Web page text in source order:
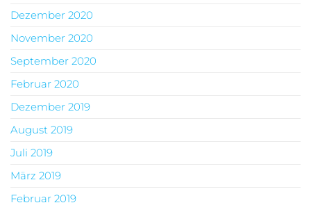
Dezember 2020
November 2020
September 2020
Februar 2020
Dezember 2019
August 2019
Juli 2019
März 2019
Februar 2019